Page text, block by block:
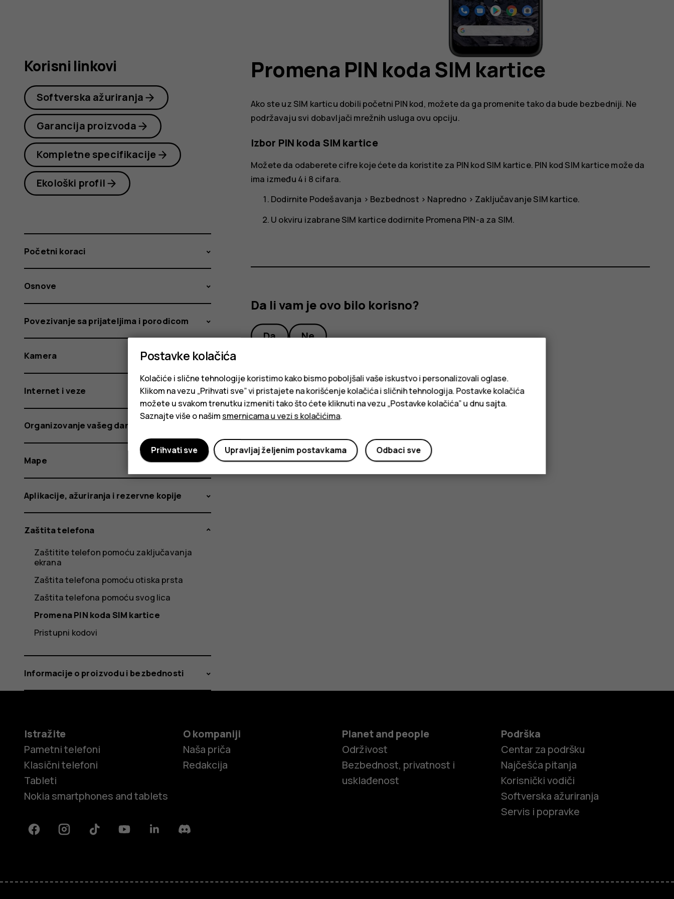
G21 Promena PIN koda SIM kartice
Ako ste uz SIM karticu dobili početni PIN kod, možete da ga promenite tako da bude bezbedniji. Ne
podržavaju svi dobavljači mrežnih usluga ovu opciju.
Izbor PIN koda SIM kartice
Možete da odaberete cifre koje ćete da koristite za PIN kod SIM kartice. PIN kod SIM kartice može da
ima između 4 i 8 cifara.
Dodirnite Podešavanja > Bezbednost > Napredno > Zaključavanje SIM kartice.
U okviru izabrane SIM kartice dodirnite Promena PIN-a za SIM.
Da li vam je ovo bilo korisno?
Da Ne
Korisni linkovi
Softverska ažuriranja
Garancija proizvoda
Kompletne specifikacije
Ekološki profil
Početni koraci
Osnove
Povezivanje sa prijateljima i porodicom
Kamera
Internet i veze
Organizovanje vašeg dana
Mape
Aplikacije, ažuriranja i rezervne kopije
Zaštita telefona
Zaštitite telefon pomoću zaključavanja
ekrana
Zaštita telefona pomoću otiska prsta
Zaštita telefona pomoću svog lica
Promena PIN koda SIM kartice
Pristupni kodovi
Informacije o proizvodu i bezbednosti
Istražite
Pametni telefoni
Klasični telefoni
Tableti
Nokia smartphones and tablets
O kompaniji
Naša priča
Redakcija
Planet and people
Održivost
Bezbednost, privatnost i
usklađenost
Podrška
Centar za podršku
Najčešća pitanja
Korisnički vodiči
Softverska ažuriranja
Servis i popravke
FacebookInstagramTiktok YoutubeLinkedinDiscord
Postavke kolačića
Kolačiće i slične tehnologije koristimo kako bismo poboljšali vaše iskustvo i personalizovali oglase.
Klikom na vezu „Prihvati sve” vi pristajete na korišćenje kolačića i sličnih tehnologija. Postavke kolačića
možete u svakom trenutku izmeniti tako što ćete kliknuti na vezu „Postavke kolačića” u dnu sajta.
Saznajte više o našimsmernicama u vezi s kolačićima.
Odbaci sve
Upravljaj željenim postavkama
Prihvati sve